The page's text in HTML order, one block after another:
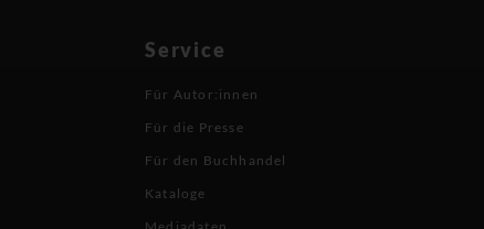
Service
Für Autor:innen
Für die Presse
Für den Buchhandel
Kataloge